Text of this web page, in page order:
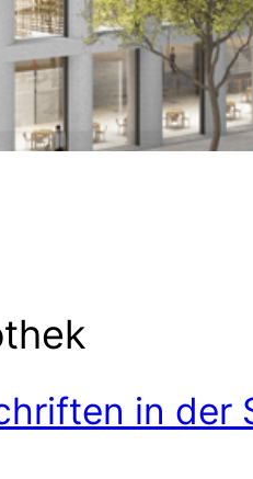
in der